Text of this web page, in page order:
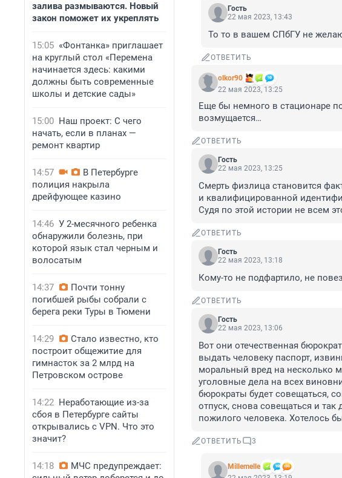
залива размываются. Новый
закон поможет их укреплять
15:05 «Фонтанка» приглашает
на круглый стол «Перемена
начинается здесь: какими
должны быть современные
школы и детские сады»
15:00 Наш проект: С чего
начать, если в планах —
ремонт квартир
14:57
В Петербурге
полиция накрыла
дрейфующее казино
14:46 У 2-месячного ребенка
обнаружили болезнь, при
которой язык стал черным и
волосатым
14:37
Почти тонну
погибшей рыбы собрали с
берега реки Туры в Тюмени
14:29
Стало известно, кто
построит общежитие для
гимнасток за 2 млрд на
Петровском острове
14:22 Неработающие из-за
сбоя в Петербурге сайты
открывались с VPN. Что это
значит?
14:18
МЧС предупреждает:
Гость
22 мая 2023, 13:43
То то в вашем СПбГУ не
ОТВЕТИТЬ
olkor90
22 мая 2023, 13:25
Еще бы немного в стационаре
возмущается…
ОТВЕТИТЬ
Гость
22 мая 2023, 13:25
Смерть физлица становится
и квалифицированной
Судя по этой истории не всем
ОТВЕТИТЬ
Гость
22 мая 2023, 13:18
Кому-то не подфартило, не
ОТВЕТИТЬ
Гость
22 мая 2023, 13:06
Вот они отечественная
выдать человеку паспорт,
моральный вред на несколько
уголовные дела на всех
бюрократы будет совещаться,
отпуск, снова совещаться и
пожилого человека. Хотелось
ОТВЕТИТЬ 3
Мillemelle